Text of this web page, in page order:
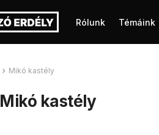
Rólunk Témáink
Mikó kastély
Mikó kastély